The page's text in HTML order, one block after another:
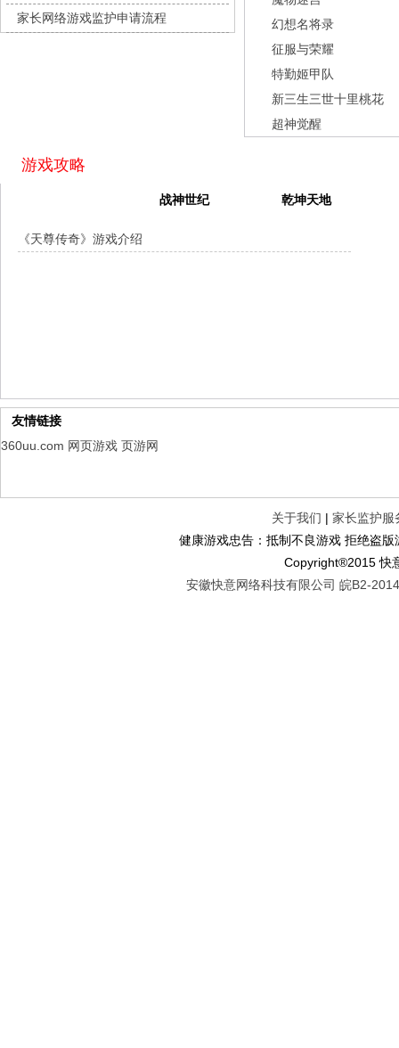
梦幻回响
每日新服
今日 10:00点
灵魂契约
仙剑奇侠传：新的开始
每日新服
及其它功能不能正常使用的解决办法
家长网络游戏监护申请流程
幻想名将录
征服与荣耀
特勤姬甲队
新三生三世十里桃花
超神觉醒
游戏攻略
战神世纪 乾坤天地
《天尊传奇》游戏介绍
友情链接
360uu.com 网页游戏 页游网
关于我们 | 家长监护服
健康游戏忠告：抵制不良游戏 拒绝盗
Copyright®2015 快
安徽快意网络科技有限公司 皖B2-